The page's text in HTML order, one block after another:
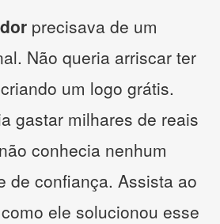
precisava de um
Não queria arriscar ter
um logo grátis.
gastar milhares de reais
conhecia nenhum
de confiança. Assista ao
ele solucionou esse